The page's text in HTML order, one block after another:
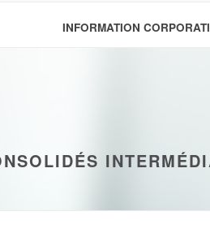
INFORMATION